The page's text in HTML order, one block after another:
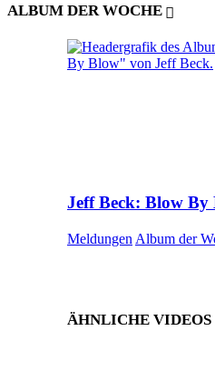
ALBUM DER WOCHE
Jeff Beck: Blow By
Meldungen Album der
ÄHNLICHE VIDEOS